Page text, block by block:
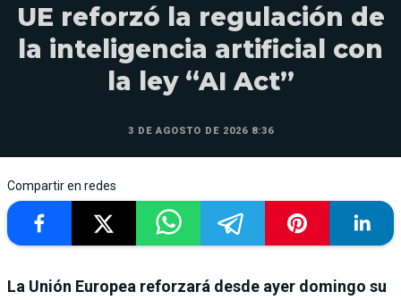
UE reforzó la regulación de
la inteligencia artificial con
la ley “AI Act”
3 DE AGOSTO DE 2026 8:36
Compartir en redes
La Unión Europea reforzará desde ayer domingo su